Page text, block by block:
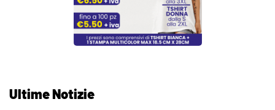
Ultime Notizie